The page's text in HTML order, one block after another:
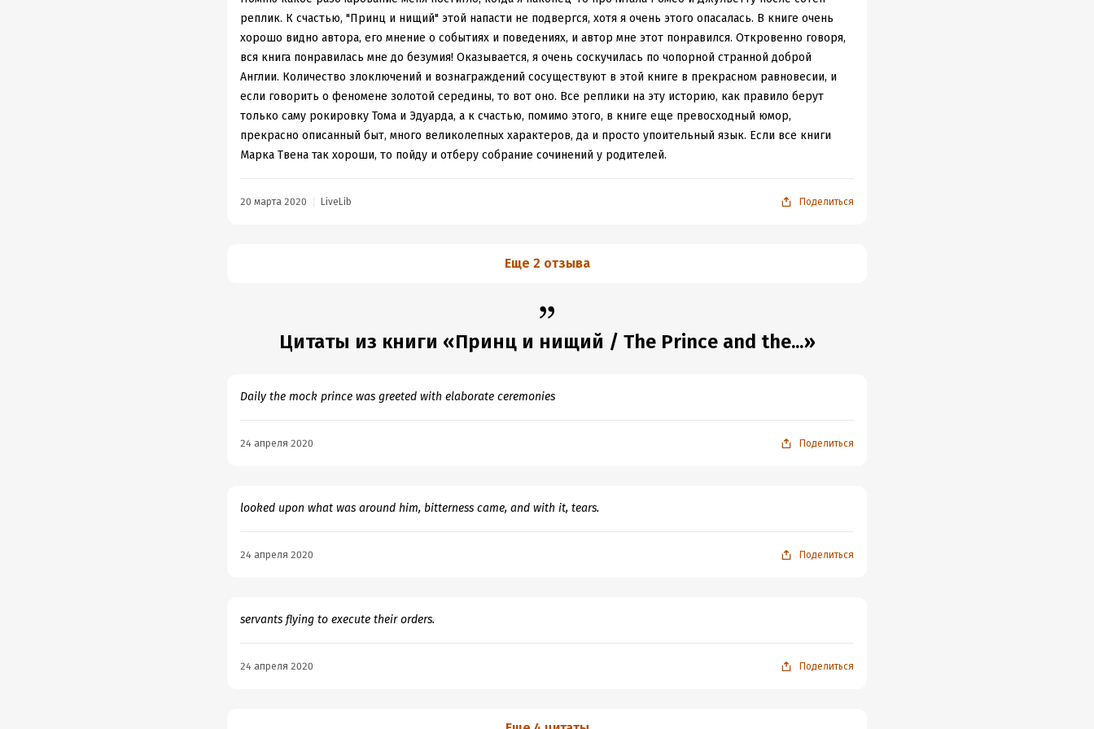
реплик. К счастью, "Принц и нищий" этой напасти не подвергся, хотя я очень этого опасалась. В книге очень
хорошо видно автора, его мнение о событиях и поведениях, и автор мне этот понравился. Откровенно говоря,
вся книга понравилась мне до безумия! Оказывается, я очень соскучилась по чопорной странной доброй
Англии. Количество злоключений и вознаграждений сосуществуют в этой книге в прекрасном равновесии, и
если говорить о феномене золотой середины, то вот оно. Все реплики на эту историю, как правило берут
только саму рокировку Тома и Эдуарда, а к счастью, помимо этого, в книге еще превосходный юмор,
прекрасно описанный быт, много великолепных характеров, да и просто упоительный язык. Если все книги
Марка Твена так хороши, то пойду и отберу собрание сочинений у родителей.
20 марта 2020 LiveLib Поделиться
Еще 2 отзыва
Цитаты из книги «Принц и нищий / The Prince and the...»
Daily the mock prince was greeted with elaborate ceremonies
24 апреля 2020 Поделиться
looked upon what was around him, bitterness came, and with it, tears.
24 апреля 2020 Поделиться
servants flying to execute their orders.
24 апреля 2020 Поделиться